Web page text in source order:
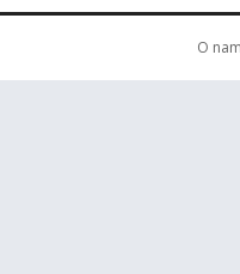
O